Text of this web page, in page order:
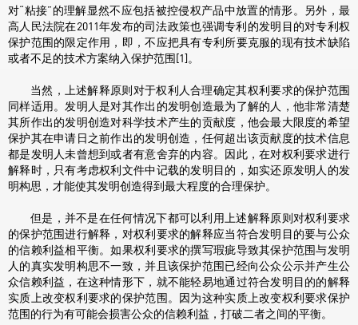
对“粘接”的理解显然不应包括被控侵权产品中放置的情形。另外，最
高人民法院在2011年发布的司法政策也强调专利的发明目的对专利权
保护范围的限定作用，即，不应把具有专利所要克服的现有技术缺陷
或者不足的技术方案纳入保护范围[1]。
当然，上述解释原则对于权利人合理确定其权利要求的保护范围
同样适用。发明人是对其作出的发明创造最为了解的人，他非常清楚
其所作出的发明创造对科学技术产生的贡献度，他会最大限度的希望
保护其在申请日之前作出的发明创造，任何超出该贡献度的技术信息
都是发明人未曾想到或者有意舍弃的内容。因此，在对权利要求进行
解释时，只有考虑权利文件中记载的发明目的，如实还原发明人的发
明构思，才能使其发明创造得到最大程度的合理保护。
但是，并不是在任何情况下都可以利用上述解释原则对权利要求
的保护范围进行解释，对权利要求的解释应当符合发明目的要与公众
的信赖利益相平衡。如果权利要求的撰写瑕疵导致其保护范围与发明
人的真实发明构思不一致，并且该保护范围已经向公众公示并产生公
众信赖利益，在这种情形下，就不能轻易地通过符合发明目的的解释
实质上改变权利要求的保护范围。因为这种实质上改变权利要求保护
范围的行为有可能会损害公众的信赖利益，打破二者之间的平衡。